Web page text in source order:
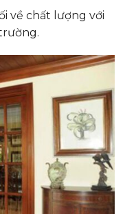
về chất lượng với